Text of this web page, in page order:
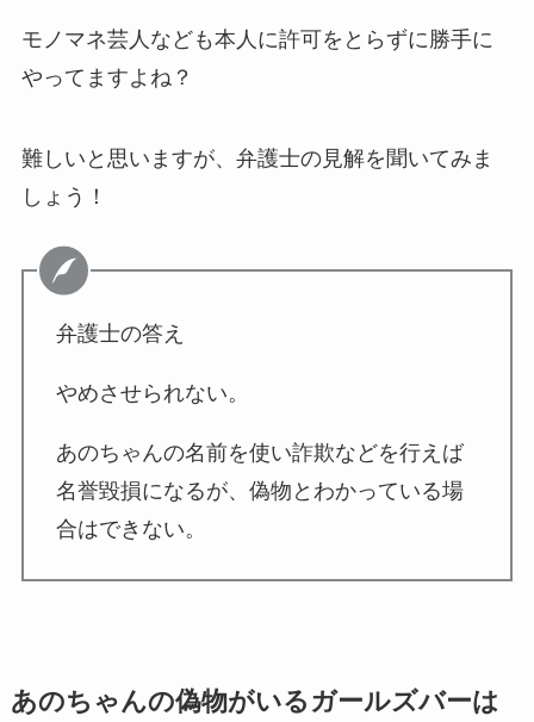
モノマネ芸人なども本人に許可をとらずに勝手に
やってますよね？
難しいと思いますが、弁護士の見解を聞いてみま
しょう！
弁護士の答え
やめさせられない。
あのちゃんの名前を使い詐欺などを行えば
名誉毀損になるが、偽物とわかっている場
合はできない。
あのちゃんの偽物がいるガールズバーは